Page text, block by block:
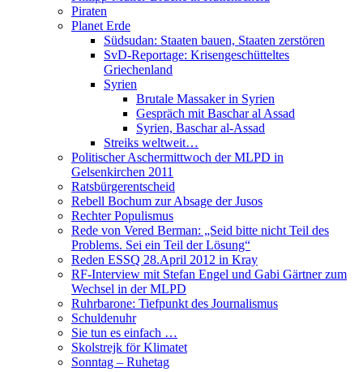
Piraten
Planet Erde
Südsudan: Staaten bauen, Staaten zerstören
SvD-Reportage: Krisengeschütteltes
Griechenland
Syrien
Brutale Massaker in Syrien
Gespräch mit Baschar al Assad
Syrien, Baschar al-Assad
Streiks weltweit…
Politischer Aschermittwoch der MLPD in
Gelsenkirchen 2011
Ratsbürgerentscheid
Rebell Bochum zur Absage der Jusos
Rechter Populismus
Rede von Vered Berman: „Seid bitte nicht Teil des
Problems. Sei ein Teil der Lösung“
Reden ESSQ 28.April 2012 in Kray
RF-Interview mit Stefan Engel und Gabi Gärtner zum
Wechsel in der MLPD
Ruhrbarone: Tiefpunkt des Journalismus
Schuldenuhr
Sie tun es einfach …
Skolstrejk för Klimatet
Sonntag – Ruhetag